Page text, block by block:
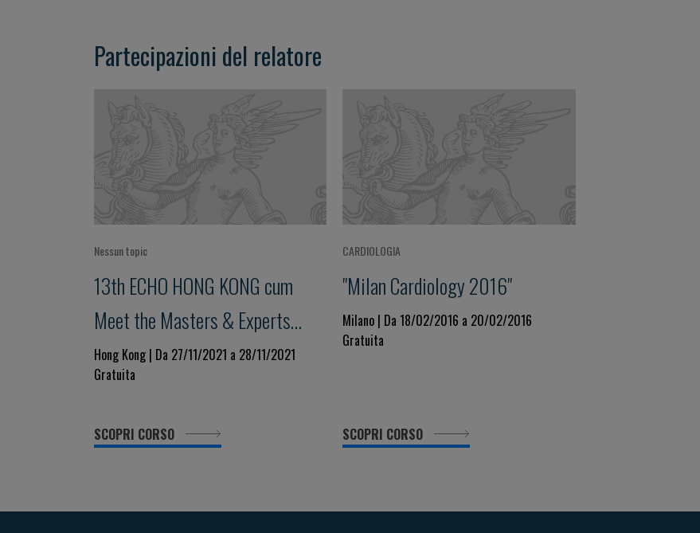
Partecipazioni del relatore
Nessun topic
13th ECHO HONG KONG cum
Meet the Masters & Experts
Cardiology Conference Strive for
Clinical Excellence in COVID
Pandemic
Hong Kong | Da 27/11/2021 a 28/11/2021
Gratuita
SCOPRI CORSO
CARDIOLOGIA
"Milan Cardiology 2016"
Milano | Da 18/02/2016 a 20/02/2016
Gratuita
SCOPRI CORSO